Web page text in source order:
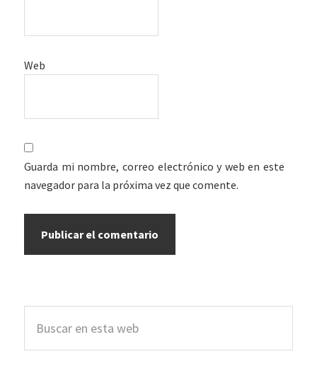
Web
Guarda mi nombre, correo electrónico y web en este
navegador para la próxima vez que comente.
Barra
lateral
esta